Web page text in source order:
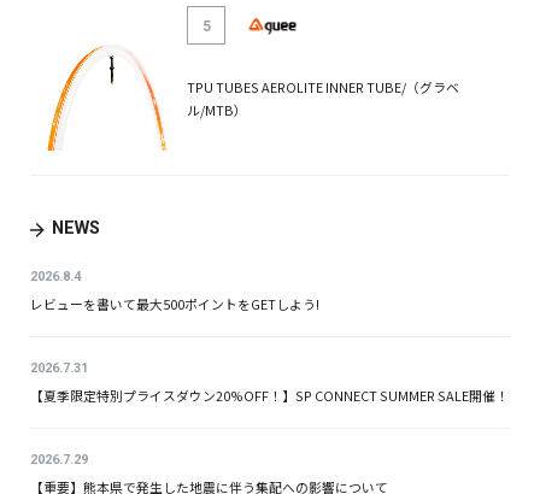
5
TPU TUBES AEROLITE INNER TUBE/（グラベ
ル/MTB）
NEWS
2026.8.4
レビューを書いて最大500ポイントをGETしよう!
2026.7.31
【夏季限定特別プライスダウン20%OFF！】SP CONNECT SUMMER SALE開催！
2026.7.29
【重要】熊本県で発生した地震に伴う集配への影響について